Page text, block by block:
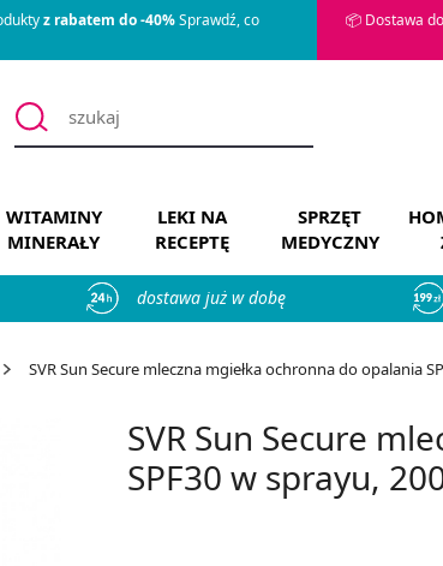
z rabatem do -40%Sprawdź, co
📦 Dostawa
WITAMINY
MINERAŁY
LEKI NA
RECEPTĘ
SPRZĘT
MEDYCZNY
dostawa już w dobę
SVR Sun Secure mleczna mgiełka ochronna do opalania
SVR Sun Secure
SPF30 w sprayu,